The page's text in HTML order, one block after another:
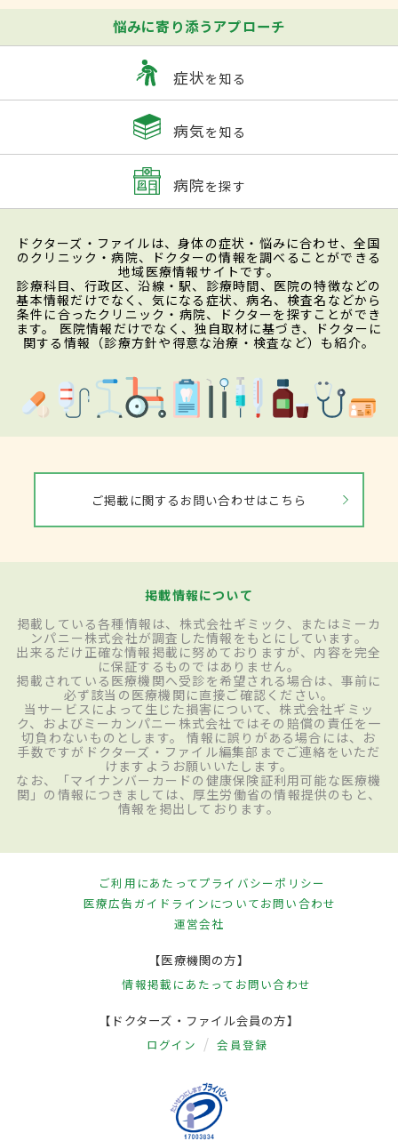
悩みに寄り添うアプローチ
症状を知る
病気を知る
病院を探す
ドクターズ・ファイルは、身体の症状・悩みに合わせ、全国
のクリニック・病院、ドクターの情報を調べることができる
地域医療情報サイトです。
診療科目、行政区、沿線・駅、診療時間、医院の特徴などの
基本情報だけでなく、気になる症状、病名、検査名などから
条件に合ったクリニック・病院、ドクターを探すことができ
ます。 医院情報だけでなく、独自取材に基づき、ドクターに
関する情報（診療方針や得意な治療・検査など）も紹介。
ご掲載に関するお問い合わせはこちら
掲載情報について
掲載している各種情報は、株式会社ギミック、またはミーカ
ンパニー株式会社が調査した情報をもとにしています。
出来るだけ正確な情報掲載に努めておりますが、内容を完全
に保証するものではありません。
掲載されている医療機関へ受診を希望される場合は、事前に
必ず該当の医療機関に直接ご確認ください。
当サービスによって生じた損害について、株式会社ギミッ
ク、およびミーカンパニー株式会社ではその賠償の責任を一
切負わないものとします。 情報に誤りがある場合には、お
手数ですがドクターズ・ファイル編集部までご連絡をいただ
けますようお願いいたします。
なお、「マイナンバーカードの健康保険証利用可能な医療機
関」の情報につきましては、厚生労働省の情報提供のもと、
情報を掲出しております。
ご利用にあたってプライバシーポリシー
医療広告ガイドラインについてお問い合わせ
運営会社
【医療機関の方】
情報掲載にあたって お問い合わせ
【ドクターズ・ファイル会員の方】
ログイン 会員登録